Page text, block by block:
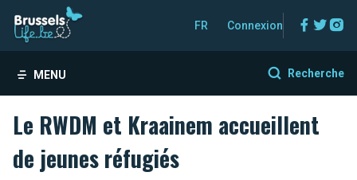
FR Connexion
MENU Recherche
Le RWDM et Kraainem accueillent
de jeunes réfugiés